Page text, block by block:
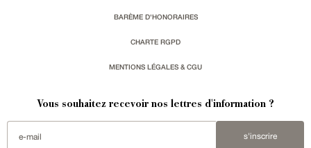
BARÈME D'HONORAIRES
CHARTE RGPD
MENTIONS LÉGALES & CGU
Vous souhaitez recevoir nos lettres d'information ?
s'inscrire